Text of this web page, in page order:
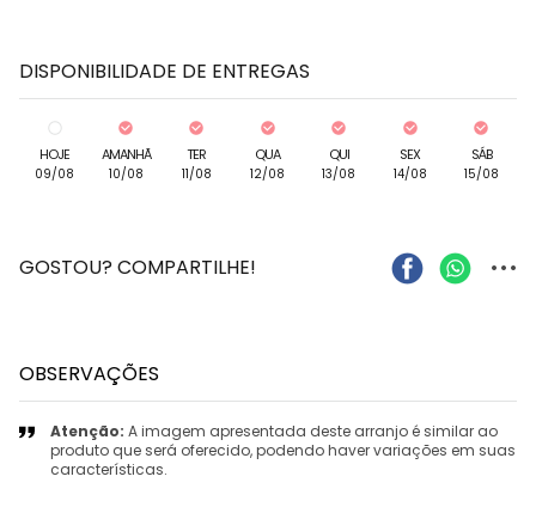
DISPONIBILIDADE DE ENTREGAS
HOJE
09/08
AMANHÃ
10/08
TER
11/08
QUA
12/08
QUI
13/08
SEX
14/08
SÁB
15/08
GOSTOU? COMPARTILHE! ...
OBSERVAÇÕES
Atenção: A imagem apresentada deste arranjo é similar ao
produto que será oferecido, podendo haver variações em suas
características.